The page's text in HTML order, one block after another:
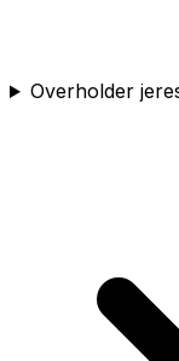
Overholder